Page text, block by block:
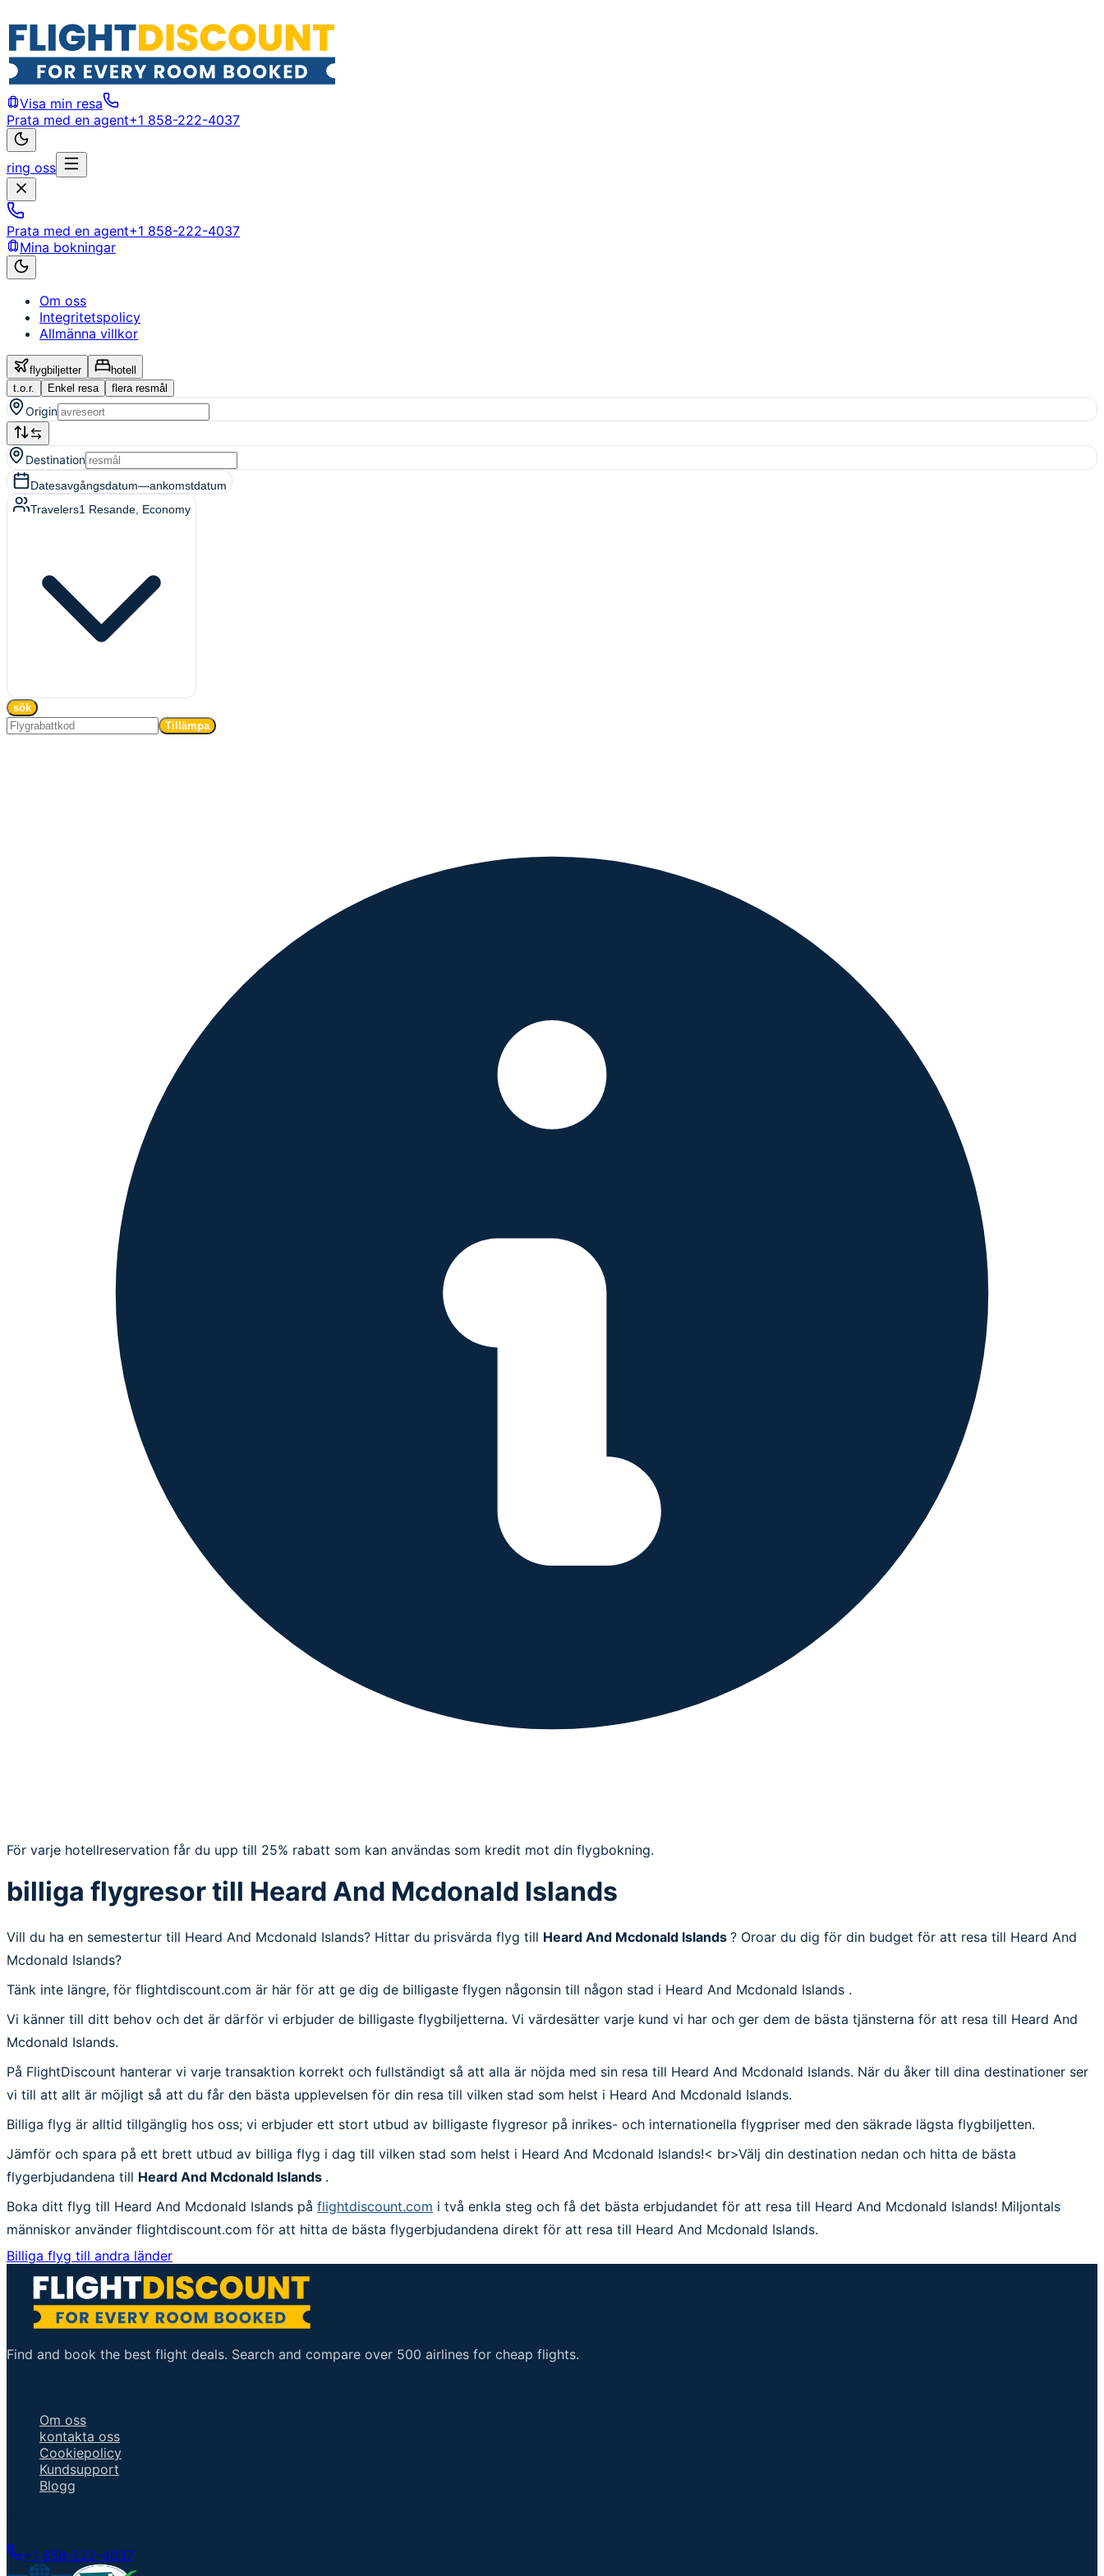
Visa min resa
Prata med en agent+1 858-222-4037
ring oss
Prata med en agent+1 858-222-4037
Mina bokningar
Om oss
Integritetspolicy
Allmänna villkor
flygbiljetter
hotell
t.o.r.
Enkel resa flera resmål
Origin
Destination
Datesavgångsdatum—ankomstdatum
Travelers1 Resande , Economy
sök
Tillämpa
För varje hotellreservation får du upp till 25% rabatt som kan användas som kredit mot din flygbokning.
billiga flygresor till Heard And Mcdonald Islands
Vill du ha en semestertur till Heard And Mcdonald Islands? Hittar du prisvärda flyg till Heard And Mcdonald Islands ? Oroar du dig för din budget för att resa till Heard And
Mcdonald Islands?
Tänk inte längre, för flightdiscount.com är här för att ge dig de billigaste flygen någonsin till någon stad i Heard And Mcdonald Islands .
Vi känner till ditt behov och det är därför vi erbjuder de billigaste flygbiljetterna. Vi värdesätter varje kund vi har och ger dem de bästa tjänsterna för att resa till Heard And
Mcdonald Islands.
På FlightDiscount hanterar vi varje transaktion korrekt och fullständigt så att alla är nöjda med sin resa till Heard And Mcdonald Islands. När du åker till dina destinationer ser
vi till att allt är möjligt så att du får den bästa upplevelsen för din resa till vilken stad som helst i Heard And Mcdonald Islands.
Billiga flyg är alltid tillgänglig hos oss; vi erbjuder ett stort utbud av billigaste flygresor på inrikes- och internationella flygpriser med den säkrade lägsta flygbiljetten.
Jämför och spara på ett brett utbud av billiga flyg i dag till vilken stad som helst i Heard And Mcdonald Islands!< br>Välj din destination nedan och hitta de bästa
flygerbjudandena till Heard And Mcdonald Islands .
Boka ditt flyg till Heard And Mcdonald Islands på flightdiscount.com i två enkla steg och få det bästa erbjudandet för att resa till Heard And Mcdonald Islands! Miljontals
människor använder flightdiscount.com för att hitta de bästa flygerbjudandena direkt för att resa till Heard And Mcdonald Islands.
Billiga flyg till andra länder
Find and book the best flight deals. Search and compare over 500 airlines for cheap flights.
Om oss
kontakta oss
Cookiepolicy
Kundsupport
Blogg
+1 858-222-4037